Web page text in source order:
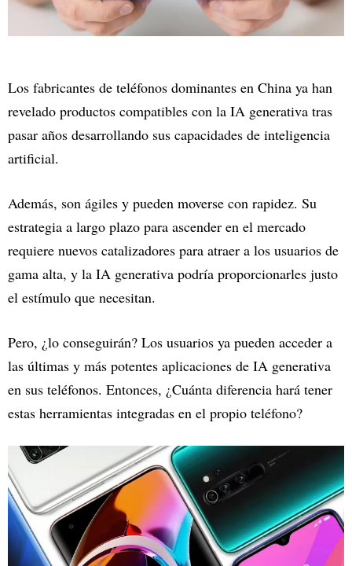
Los fabricantes de teléfonos dominantes en China ya han
revelado productos compatibles con la IA generativa tras
pasar años desarrollando sus capacidades de inteligencia
artificial.
Además, son ágiles y pueden moverse con rapidez. Su
estrategia a largo plazo para ascender en el mercado
requiere nuevos catalizadores para atraer a los usuarios de
gama alta, y la IA generativa podría proporcionarles justo
el estímulo que necesitan.
Pero, ¿lo conseguirán? Los usuarios ya pueden acceder a
las últimas y más potentes aplicaciones de IA generativa
en sus teléfonos. Entonces, ¿Cuánta diferencia hará tener
estas herramientas integradas en el propio teléfono?